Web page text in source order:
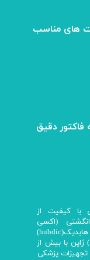
های مناسب
فاکتور دقیق
با کیفیت از
(اکسی
واچ) چویسمد (choicemmed)، تب سنج های هابدیک(hubdic)
کره جنوبی و فشارسنج های ای اند دی (AND) ژاپن با بیش از